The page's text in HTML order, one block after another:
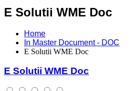
E Solutii WME Doc
Home
In Master Document - DOC
E Solutii WME Doc
E Solutii WME Doc